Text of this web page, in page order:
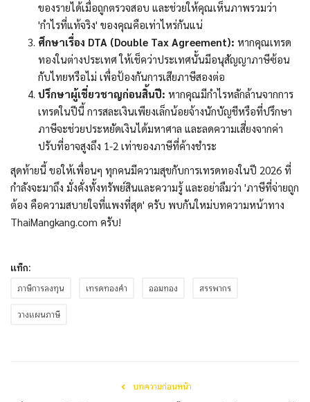
ของรายได้เมื่อถูกตรวจสอบ และช่วยให้คุณเห็นภาพรวมว่า
'กำไรที่แท้จริง' ของคุณคือเท่าไหร่กันแน่
ศึกษาเรื่อง DTA (Double Tax Agreement): หากคุณเทรด
ทองในต่างประเทศ ให้เช็คว่าประเทศนั้นมีอนุสัญญาภาษีซ้อน
กับไทยหรือไม่ เพื่อป้องกันการเสียภาษีสองต่อ
ปรึกษาผู้เชี่ยวชาญก่อนสิ้นปี: หากคุณมีกำไรหลักล้านจากการ
เทรดในปีนี้ การสละเงินเพียงเล็กน้อยจ้างนักบัญชีหรือที่ปรึกษา
ภาษีจะช่วยประหยัดเงินได้มหาศาล และลดความเสี่ยงจากค่า
ปรับที่อาจสูงถึง 1-2 เท่าของภาษีที่ค้างชำระ
สุดท้ายนี้ ขอให้เพื่อนๆ ทุกคนมีความสุขกับการเทรดทองในปี 2026 ที่
กำลังจะมาถึง มั่งคั่งทั้งทรัพย์สินและความรู้ และอย่าลืมว่า 'ภาษีที่จ่ายถูก
ต้อง คือความสบายใจที่แพงที่สุด' ครับ พบกันใหม่บทความหน้าทาง
ThaiMangkang.com ครับ!
แท็ก:
ภาษีการลงทุน เทรดทองคำ ออมทอง สรรพากร
วางแผนภาษี
บทความก่อนหน้า